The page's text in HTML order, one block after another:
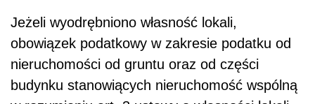
Jeżeli wyodrębniono własność lokali,
obowiązek podatkowy w zakresie podatku od
nieruchomości od gruntu oraz od części
budynku stanowiących nieruchomość wspólną